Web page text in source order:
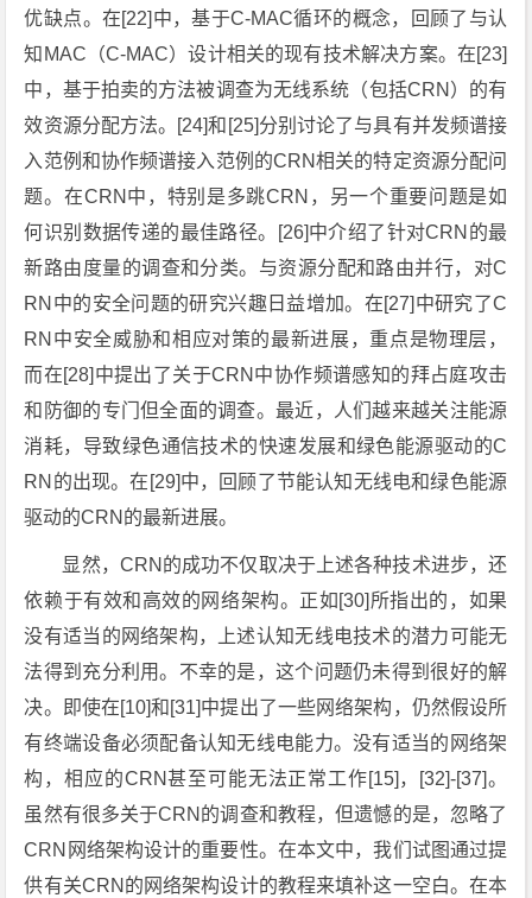
优缺点。在[22]中，基于C-MAC循环的概念，回顾了与认
知MAC（C-MAC）设计相关的现有技术解决方案。在[23]
中，基于拍卖的方法被调查为无线系统（包括CRN）的有
效资源分配方法。[24]和[25]分别讨论了与具有并发频谱接
入范例和协作频谱接入范例的CRN相关的特定资源分配问
题。在CRN中，特别是多跳CRN，另一个重要问题是如
何识别数据传递的最佳路径。[26]中介绍了针对CRN的最
新路由度量的调查和分类。与资源分配和路由并行，对C
RN中的安全问题的研究兴趣日益增加。在[27]中研究了C
RN中安全威胁和相应对策的最新进展，重点是物理层，
而在[28]中提出了关于CRN中协作频谱感知的拜占庭攻击
和防御的专门但全面的调查。最近，人们越来越关注能源
消耗，导致绿色通信技术的快速发展和绿色能源驱动的C
RN的出现。在[29]中，回顾了节能认知无线电和绿色能源
驱动的CRN的最新进展。
显然，CRN的成功不仅取决于上述各种技术进步，还
依赖于有效和高效的网络架构。正如[30]所指出的，如果
没有适当的网络架构，上述认知无线电技术的潜力可能无
法得到充分利用。不幸的是，这个问题仍未得到很好的解
决。即使在[10]和[31]中提出了一些网络架构，仍然假设所
有终端设备必须配备认知无线电能力。没有适当的网络架
构，相应的CRN甚至可能无法正常工作[15]，[32]-[37]。
虽然有很多关于CRN的调查和教程，但遗憾的是，忽略了
CRN网络架构设计的重要性。在本文中，我们试图通过提
供有关CRN的网络架构设计的教程来填补这一空白。在本